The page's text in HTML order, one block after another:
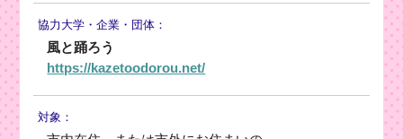
協力大学・企業・団体：
風と踊ろう
https://kazetoodorou.net/
対象：